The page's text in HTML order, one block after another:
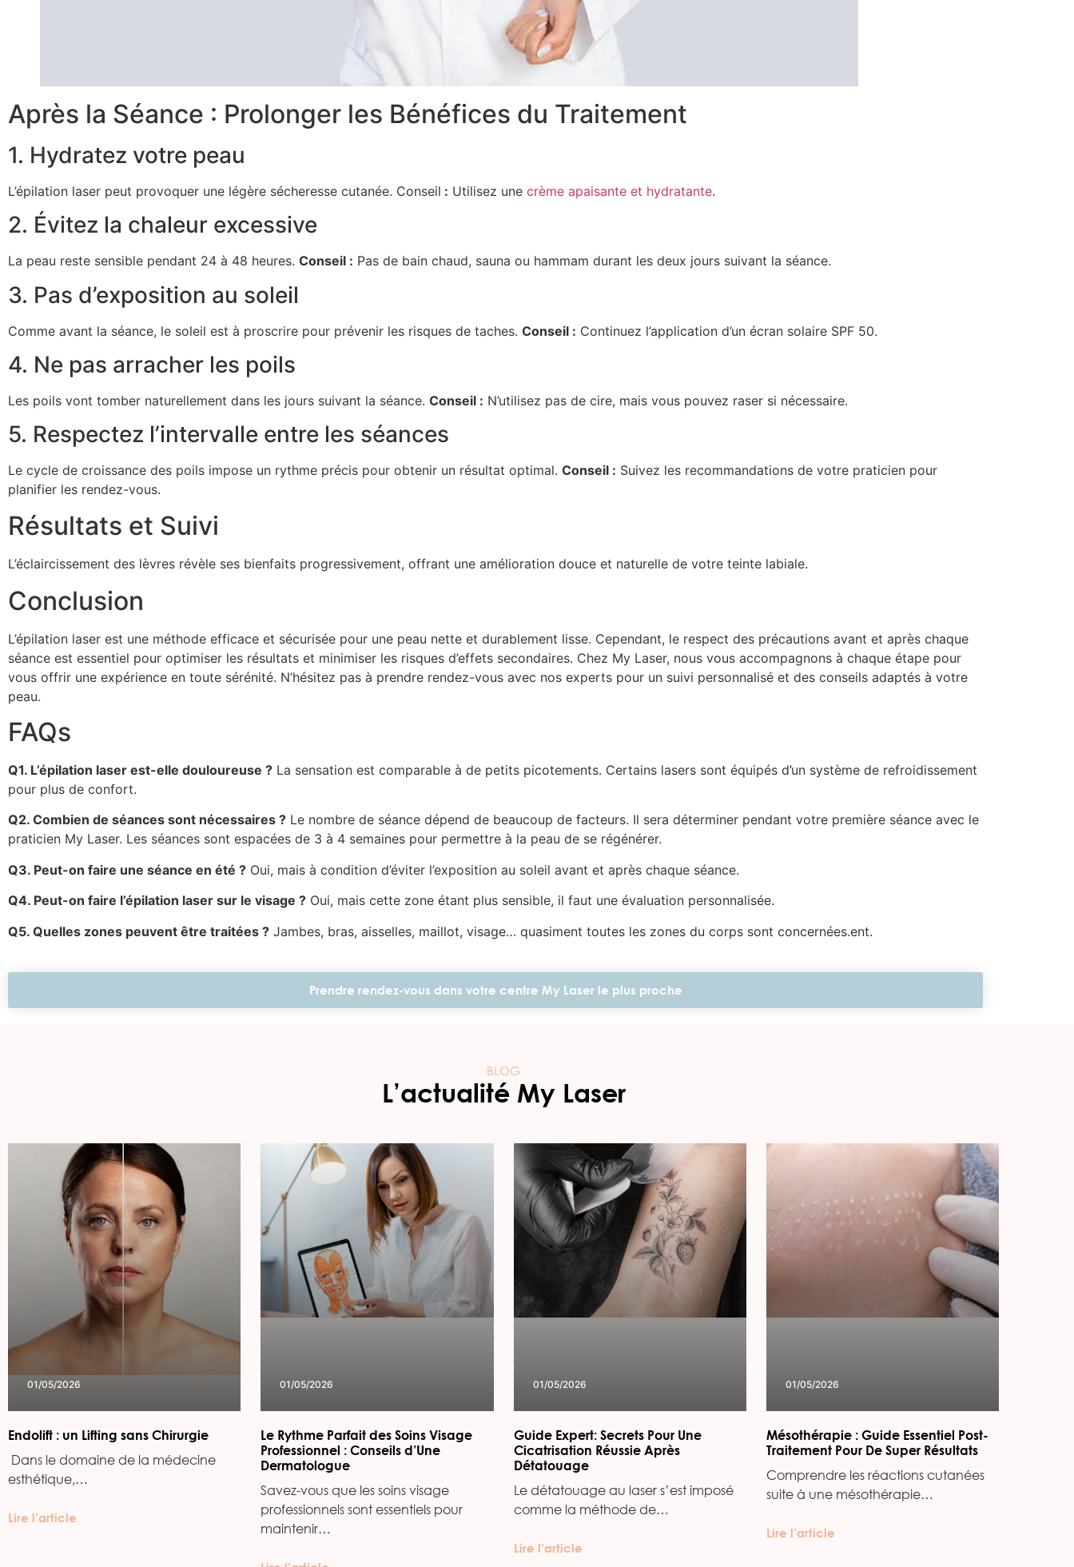
Après la Séance : Prolonger les Bénéfices du Traitement
1. Hydratez votre peau
L’épilation laser peut provoquer une légère sécheresse cutanée. Conseil : Utilisez une crème apaisante et hydratante.
2. Évitez la chaleur excessive
La peau reste sensible pendant 24 à 48 heures. Conseil : Pas de bain chaud, sauna ou hammam durant les deux jours suivant la séance.
3. Pas d’exposition au soleil
Comme avant la séance, le soleil est à proscrire pour prévenir les risques de taches. Conseil : Continuez l’application d’un écran solaire SPF 50.
4. Ne pas arracher les poils
Les poils vont tomber naturellement dans les jours suivant la séance. Conseil : N’utilisez pas de cire, mais vous pouvez raser si nécessaire.
5. Respectez l’intervalle entre les séances
Le cycle de croissance des poils impose un rythme précis pour obtenir un résultat optimal. Conseil : Suivez les recommandations de votre praticien pour
planifier les rendez-vous.
Résultats et Suivi
L’éclaircissement des lèvres révèle ses bienfaits progressivement, offrant une amélioration douce et naturelle de votre teinte labiale.
Conclusion
L’épilation laser est une méthode efficace et sécurisée pour une peau nette et durablement lisse. Cependant, le respect des précautions avant et après chaque
séance est essentiel pour optimiser les résultats et minimiser les risques d’effets secondaires. Chez My Laser, nous vous accompagnons à chaque étape pour
vous offrir une expérience en toute sérénité. N’hésitez pas à prendre rendez-vous avec nos experts pour un suivi personnalisé et des conseils adaptés à votre
peau.
FAQs
Q1. L’épilation laser est-elle douloureuse ? La sensation est comparable à de petits picotements. Certains lasers sont équipés d’un système de refroidissement
pour plus de confort.
Q2. Combien de séances sont nécessaires ? Le nombre de séance dépend de beaucoup de facteurs. Il sera déterminer pendant votre première séance avec le
praticien My Laser. Les séances sont espacées de 3 à 4 semaines pour permettre à la peau de se régénérer.
Q3. Peut-on faire une séance en été ? Oui, mais à condition d’éviter l’exposition au soleil avant et après chaque séance.
Q4. Peut-on faire l’épilation laser sur le visage ? Oui, mais cette zone étant plus sensible, il faut une évaluation personnalisée.
Q5. Quelles zones peuvent être traitées ? Jambes, bras, aisselles, maillot, visage… quasiment toutes les zones du corps sont concernées.ent.
Prendre rendez-vous dans votre centre My Laser le plus proche
BLOG
L’actualité My Laser
01/05/2026
Endolift : un Lifting sans Chirurgie
‍ Dans le domaine de la médecine
esthétique,…
Lire l’article
01/05/2026
Le Rythme Parfait des Soins Visage
Professionnel : Conseils d’Une
Dermatologue
Savez-vous que les soins visage
professionnels sont essentiels pour
maintenir…
01/05/2026
Guide Expert: Secrets Pour Une
Cicatrisation Réussie Après
Détatouage
Le détatouage au laser s’est imposé
comme la méthode de…
Lire l’article
01/05/2026
Mésothérapie : Guide Essentiel Post-
Traitement Pour De Super Résultats
Comprendre les réactions cutanées
suite à une mésothérapie…
Lire l’article